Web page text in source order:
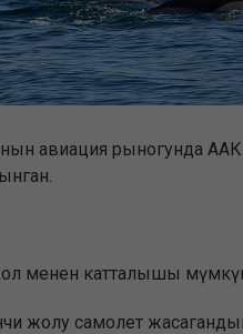
авиация рыногунда
менен катталышы
жолу самолет